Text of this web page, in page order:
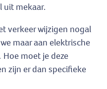
uit mekaar.
verkeer wijzigen nogal
maar aan elektrische
moet je deze
zijn er dan specifieke